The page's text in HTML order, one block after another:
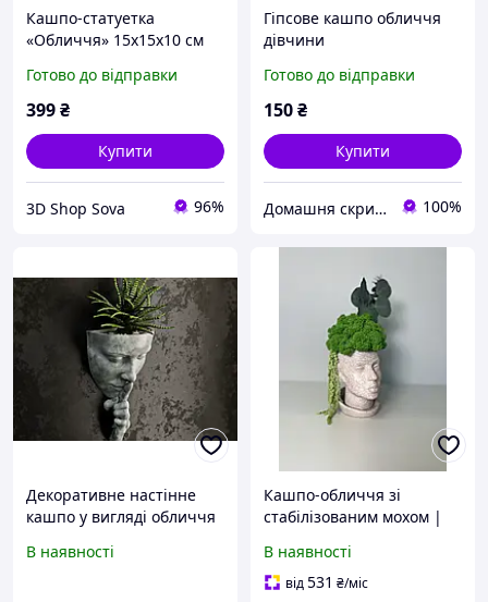
Кашпо-статуетка
«Обличчя» 15х15х10 см
сукулентів та кактусів
Готово до відправки
399₴
Купити
3D Shop Sova 96%
Гіпсове кашпо обличчя
дівчини
Готово до відправки
150₴
Купити
Домашня скринька 100%
Декоративне настінне
кашпо у вигляді обличчя
В наявності
Кашпо-обличчя зі
стабілізованим мохом |
Композиція зі моху ручної
роботи
В наявності
від531 ₴/міс